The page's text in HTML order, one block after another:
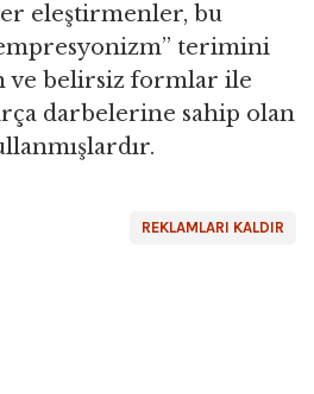
eleştirmenler, bu
terimini
ve belirsiz formlar ile
darbelerine sahip olan
REKLAMLARI KALDIR